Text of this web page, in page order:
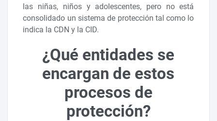
las niñas, niños y adolescentes, pero no está
consolidado un sistema de protección tal como lo
indica la CDN y la CID.
¿Qué entidades se
encargan de estos
procesos de
protección?